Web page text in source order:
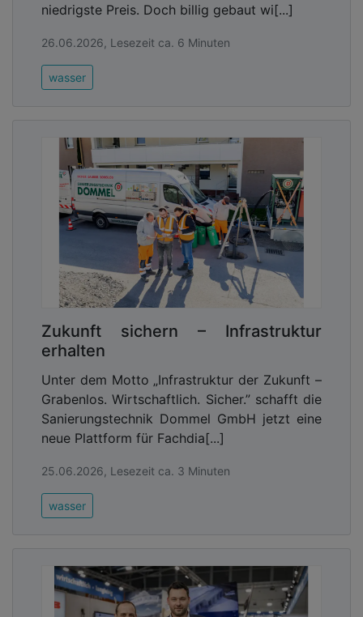
niedrigste Preis. Doch billig gebaut wi[...]
26.06.2026, Lesezeit ca. 6 Minuten
wasser
Zukunft sichern – Infrastruktur
erhalten
Unter dem Motto „Infrastruktur der Zukunft –
Grabenlos. Wirtschaftlich. Sicher.” schafft die
Sanierungstechnik Dommel GmbH jetzt eine
neue Plattform für Fachdia[...]
25.06.2026, Lesezeit ca. 3 Minuten
wasser